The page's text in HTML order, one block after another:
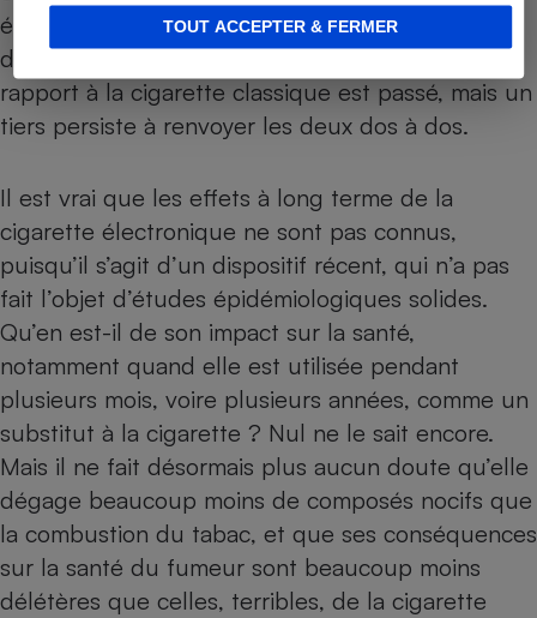
TOUT ACCEPTER & FERMER
électronique. Pour plus de la moitié, le message
de la moindre dangerosité de l’e-cigarette par
rapport à la cigarette classique est passé, mais un
tiers persiste à renvoyer les deux dos à dos.
Il est vrai que les effets à long terme de la
cigarette électronique ne sont pas connus,
puisqu’il s’agit d’un dispositif récent, qui n’a pas
fait l’objet d’études épidémiologiques solides.
Qu’en est-il de son impact sur la santé,
notamment quand elle est utilisée pendant
plusieurs mois, voire plusieurs années, comme un
substitut à la cigarette ? Nul ne le sait encore.
Mais il ne fait désormais plus aucun doute qu’elle
dégage beaucoup moins de composés nocifs que
la combustion du tabac, et que ses conséquences
sur la santé du fumeur sont beaucoup moins
délétères que celles, terribles, de la cigarette